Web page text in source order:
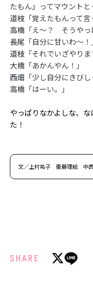
たもん』ってマウントと
道枝 「覚えたもんって
高橋 「え〜？ そうやっ
長尾 「自分に甘いわ〜！」
道枝 「それでいざやり
大橋 「あかんやん！」
西畑 「少し自分にきびし
高橋 「はーい。」
やっぱりなかよしな、
た！
文／上村祐子 衛藤理絵 中
SHARE